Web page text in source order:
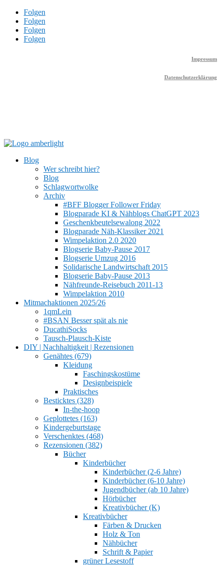
Folgen
Folgen
Folgen
Folgen
Impressum
Datenschutzerklärung
Blog
Wer schreibt hier?
Blog
Schlagwortwolke
Archiv
#BFF Blogger Follower Friday
Blogparade KI & Nähblogs ChatGPT 2023
Geschenkbeutelsewalong 2022
Blogparade Näh-Klassiker 2021
Wimpelaktion 2.0 2020
Blogserie Baby-Pause 2017
Blogserie Umzug 2016
Solidarische Landwirtschaft 2015
Blogserie Baby-Pause 2013
Nähfreunde-Reisebuch 2011-13
Wimpelaktion 2010
Mitmachaktionen 2025/26
1qmLein
#BSAN Besser spät als nie
DucathiSocks
Tausch-Plausch-Kiste
DIY | Nachhaltigkeit | Rezensionen
Genähtes (679)
Kleidung
Faschingskostüme
Designbeispiele
Praktisches
Besticktes (328)
In-the-hoop
Geplottetes (163)
Kindergeburtstage
Verschenktes (468)
Rezensionen (382)
Bücher
Kinderbücher
Kinderbücher (2-6 Jahre)
Kinderbücher (6-10 Jahre)
Jugendbücher (ab 10 Jahre)
Hörbücher
Kreativbücher (K)
Kreativbücher
Färben & Drucken
Holz & Ton
Nähbücher
Schrift & Papier
grüner Lesestoff